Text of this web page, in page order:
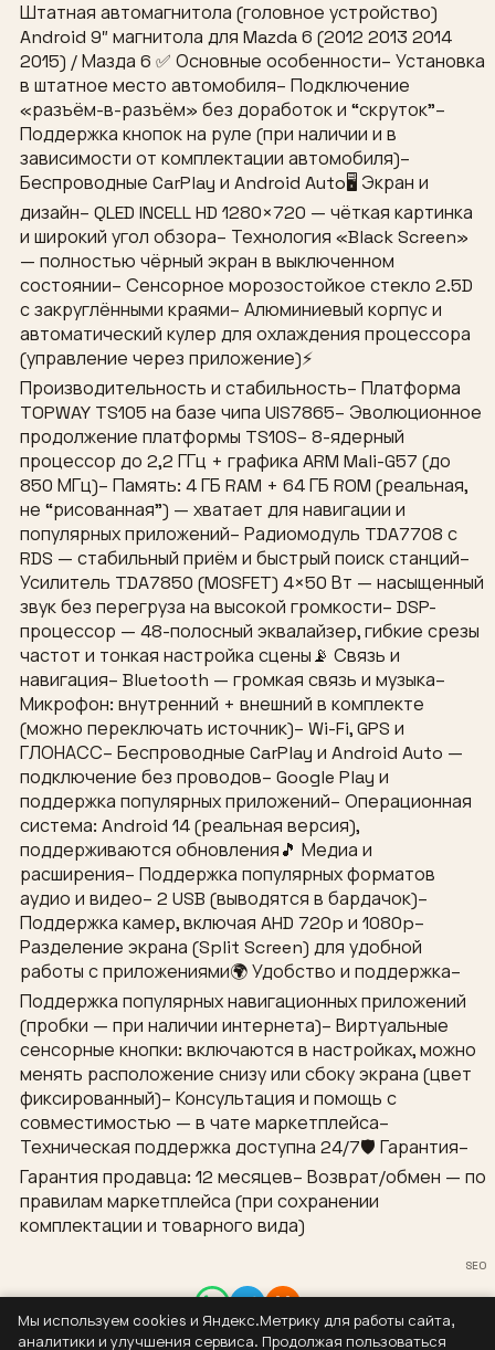
Штатная автомагнитола (головное устройство)
Android 9″ магнитола для Mazda 6 (2012 2013 2014
2015) / Мазда 6 ✅ Основные особенности– Установка
в штатное место автомобиля– Подключение
«разъём-в-разъём» без доработок и “скруток”–
Поддержка кнопок на руле (при наличии и в
зависимости от комплектации автомобиля)–
Беспроводные CarPlay и Android Auto🖥 Экран и
дизайн– QLED INCELL HD 1280×720 — чёткая картинка
и широкий угол обзора– Технология «Black Screen»
— полностью чёрный экран в выключенном
состоянии– Сенсорное морозостойкое стекло 2.5D
с закруглёнными краями– Алюминиевый корпус и
автоматический кулер для охлаждения процессора
(управление через приложение)⚡
Производительность и стабильность– Платформа
TOPWAY TS105 на базе чипа UIS7865– Эволюционное
продолжение платформы TS10S– 8-ядерный
процессор до 2,2 ГГц + графика ARM Mali-G57 (до
850 МГц)– Память: 4 ГБ RAM + 64 ГБ ROM (реальная,
не “рисованная”) — хватает для навигации и
популярных приложений– Радиомодуль TDA7708 с
RDS — стабильный приём и быстрый поиск станций–
Усилитель TDA7850 (MOSFET) 4×50 Вт — насыщенный
звук без перегруза на высокой громкости– DSP-
процессор — 48-полосный эквалайзер, гибкие срезы
частот и тонкая настройка сцены📡 Связь и
навигация– Bluetooth — громкая связь и музыка–
Микрофон: внутренний + внешний в комплекте
(можно переключать источник)– Wi-Fi, GPS и
ГЛОНАСС– Беспроводные CarPlay и Android Auto —
подключение без проводов– Google Play и
поддержка популярных приложений– Операционная
система: Android 14 (реальная версия),
поддерживаются обновления🎵 Медиа и
расширения– Поддержка популярных форматов
аудио и видео– 2 USB (выводятся в бардачок)–
Поддержка камер, включая AHD 720p и 1080p–
Разделение экрана (Split Screen) для удобной
работы с приложениями🌍 Удобство и поддержка–
Поддержка популярных навигационных приложений
(пробки — при наличии интернета)– Виртуальные
сенсорные кнопки: включаются в настройках, можно
менять расположение снизу или сбоку экрана (цвет
фиксированный)– Консультация и помощь с
совместимостью — в чате маркетплейса–
Техническая поддержка доступна 24/7🛡 Гарантия–
Гарантия продавца: 12 месяцев– Возврат/обмен — по
правилам маркетплейса (при сохранении
комплектации и товарного вида)
SEO
Контакты
Мы используем cookies и Яндекс.Метрику для работы сайта,
аналитики и улучшения сервиса. Продолжая пользоваться